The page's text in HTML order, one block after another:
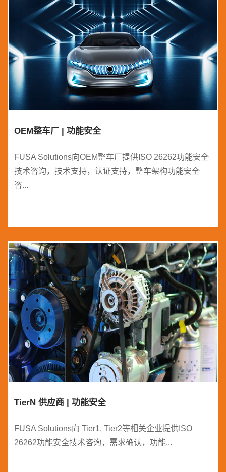
OEM整车厂 | 功能安全
FUSA Solutions向OEM整车厂提供ISO 26262功能安全
技术咨询，技术支持，认证支持，整车架构功能安全
咨...
TierN 供应商 | 功能安全
FUSA Solutions向 Tier1, Tier2等相关企业提供ISO
26262功能安全技术咨询，需求确认，功能...